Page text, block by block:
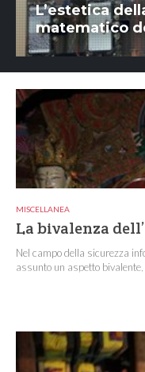
L’estetica
matematico
MISCELLANEA
La bivalenza
Nel campo della sicurezza
assunto un aspetto bivalente,